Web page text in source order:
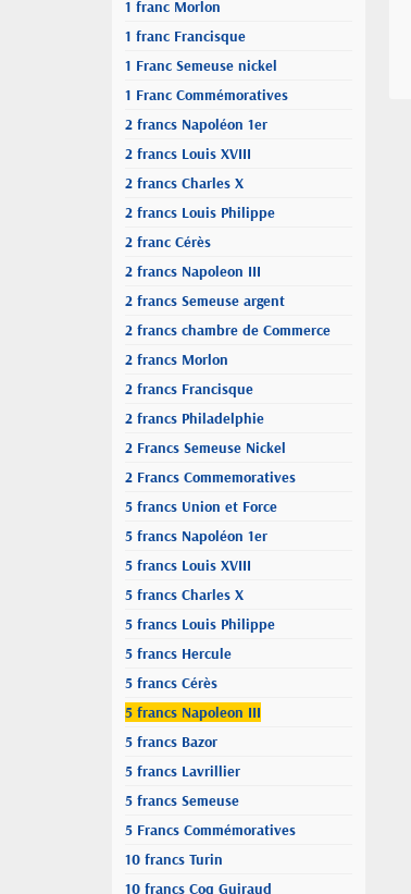
1 franc Morlon
1 franc Francisque
1 Franc Semeuse nickel
1 Franc Commémoratives
2 francs Napoléon 1er
2 francs Louis XVIII
2 francs Charles X
2 francs Louis Philippe
2 franc Cérès
2 francs Napoleon III
2 francs Semeuse argent
2 francs chambre de Commerce
2 francs Morlon
2 francs Francisque
2 francs Philadelphie
2 Francs Semeuse Nickel
2 Francs Commemoratives
5 francs Union et Force
5 francs Napoléon 1er
5 francs Louis XVIII
5 francs Charles X
5 francs Louis Philippe
5 francs Hercule
5 francs Cérès
5 francs Napoleon III
5 francs Bazor
5 francs Lavrillier
5 francs Semeuse
5 Francs Commémoratives
10 francs Turin
10 francs Coq Guiraud